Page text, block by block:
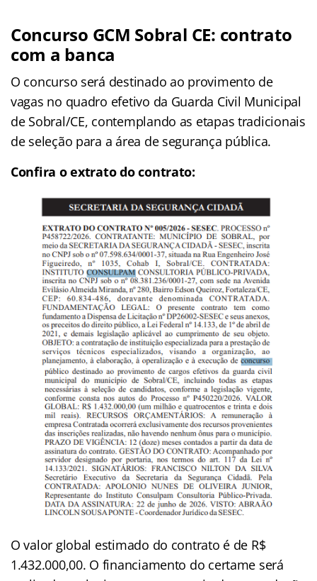
Concurso GCM Sobral CE: contrato
com a banca
O concurso será destinado ao provimento de
vagas no quadro efetivo da Guarda Civil Municipal
de Sobral/CE, contemplando as etapas tradicionais
de seleção para a área de segurança pública.
Confira o extrato do contrato:
O valor global estimado do contrato é de R$
1.432.000,00. O financiamento do certame será